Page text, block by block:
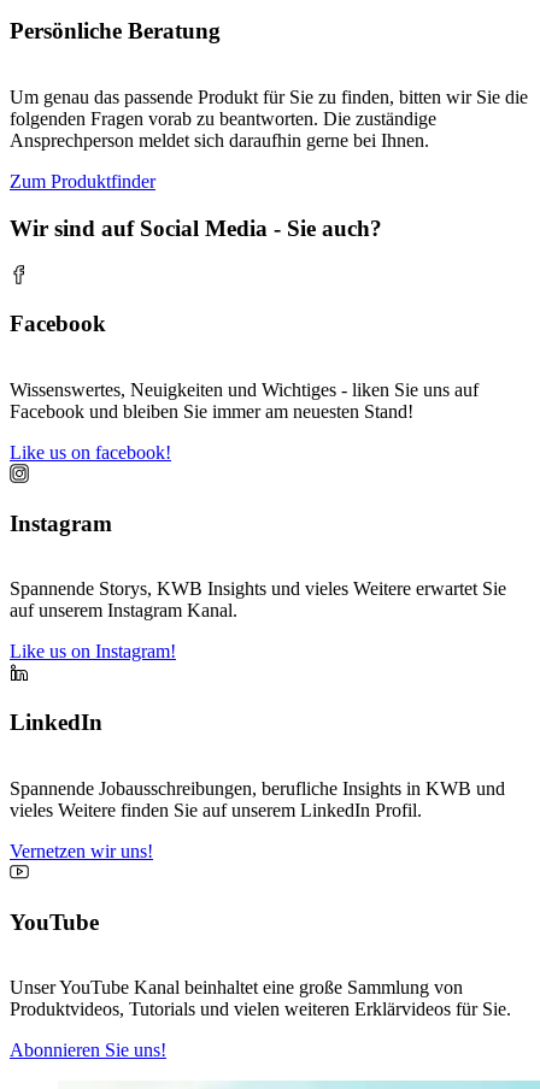
Persönliche Beratung
Um genau das passende Produkt für Sie zu finden, bitten wir Sie die
folgenden Fragen vorab zu beantworten. Die zuständige
Ansprechperson meldet sich daraufhin gerne bei Ihnen.
Zum Produktfinder
Wir sind auf Social Media - Sie auch?
Facebook
Wissenswertes, Neuigkeiten und Wichtiges - liken Sie uns auf
Facebook und bleiben Sie immer am neuesten Stand!
Like us on facebook!
Instagram
Spannende Storys, KWB Insights und vieles Weitere erwartet Sie
auf unserem Instagram Kanal.
Like us on Instagram!
LinkedIn
Spannende Jobausschreibungen, berufliche Insights in KWB und
vieles Weitere finden Sie auf unserem LinkedIn Profil.
Vernetzen wir uns!
YouTube
Unser YouTube Kanal beinhaltet eine große Sammlung von
Produktvideos, Tutorials und vielen weiteren Erklärvideos für Sie.
Abonnieren Sie uns!